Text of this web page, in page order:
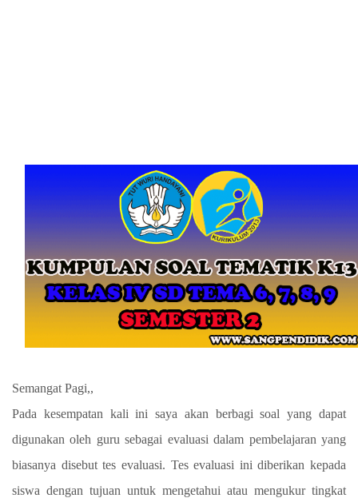
Semangat Pagi,,
Pada kesempatan kali ini saya akan berbagi soal yang dapat
digunakan oleh guru sebagai evaluasi dalam pembelajaran yang
biasanya disebut tes evaluasi. Tes evaluasi ini diberikan kepada
siswa dengan tujuan untuk mengetahui atau mengukur tingkat